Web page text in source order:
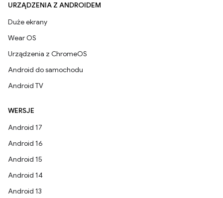
URZĄDZENIA Z ANDROIDEM
Duże ekrany
Wear OS
Urządzenia z ChromeOS
Android do samochodu
Android TV
WERSJE
Android 17
Android 16
Android 15
Android 14
Android 13